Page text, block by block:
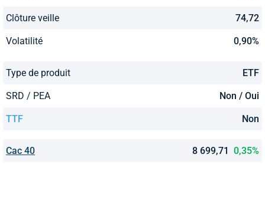
Clôture veille 74,72
Volatilité 0,90%
Type de produit ETF
SRD / PEA Non / Oui
TTF Non
Cac 40 8 699,71 0,35%